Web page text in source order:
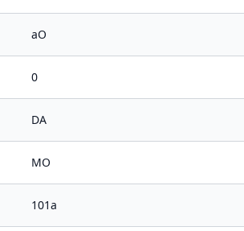
aO
0
DA
MO
101a